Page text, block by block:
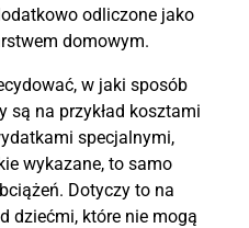
odliczone jako
domowym.
w jaki sposób
są na przykład kosztami
specjalnymi,
wykazane, to samo
Dotyczy to na
dziećmi, które nie mogą